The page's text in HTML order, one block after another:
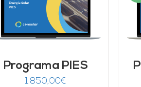
Programa PIES
1.850,00€
AÑADIR AL CARRITO
DETALLES